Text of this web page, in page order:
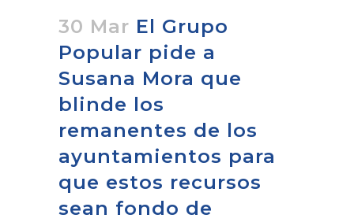
30 Mar El Grupo
Popular pide a
Susana Mora que
blinde los
remanentes de los
ayuntamientos para
que estos recursos
sean fondo de